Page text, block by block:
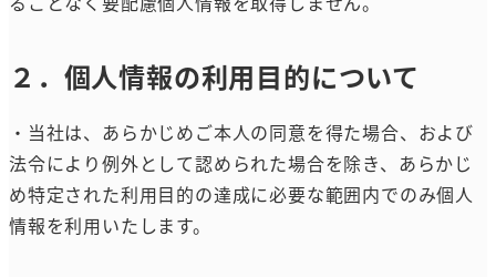
２．個人情報の利用目的について
・当社は、あらかじめご本人の同意を得た場合、および
法令により例外として認められた場合を除き、あらかじ
め特定された利用目的の達成に必要な範囲内でのみ個人
情報を利用いたします。